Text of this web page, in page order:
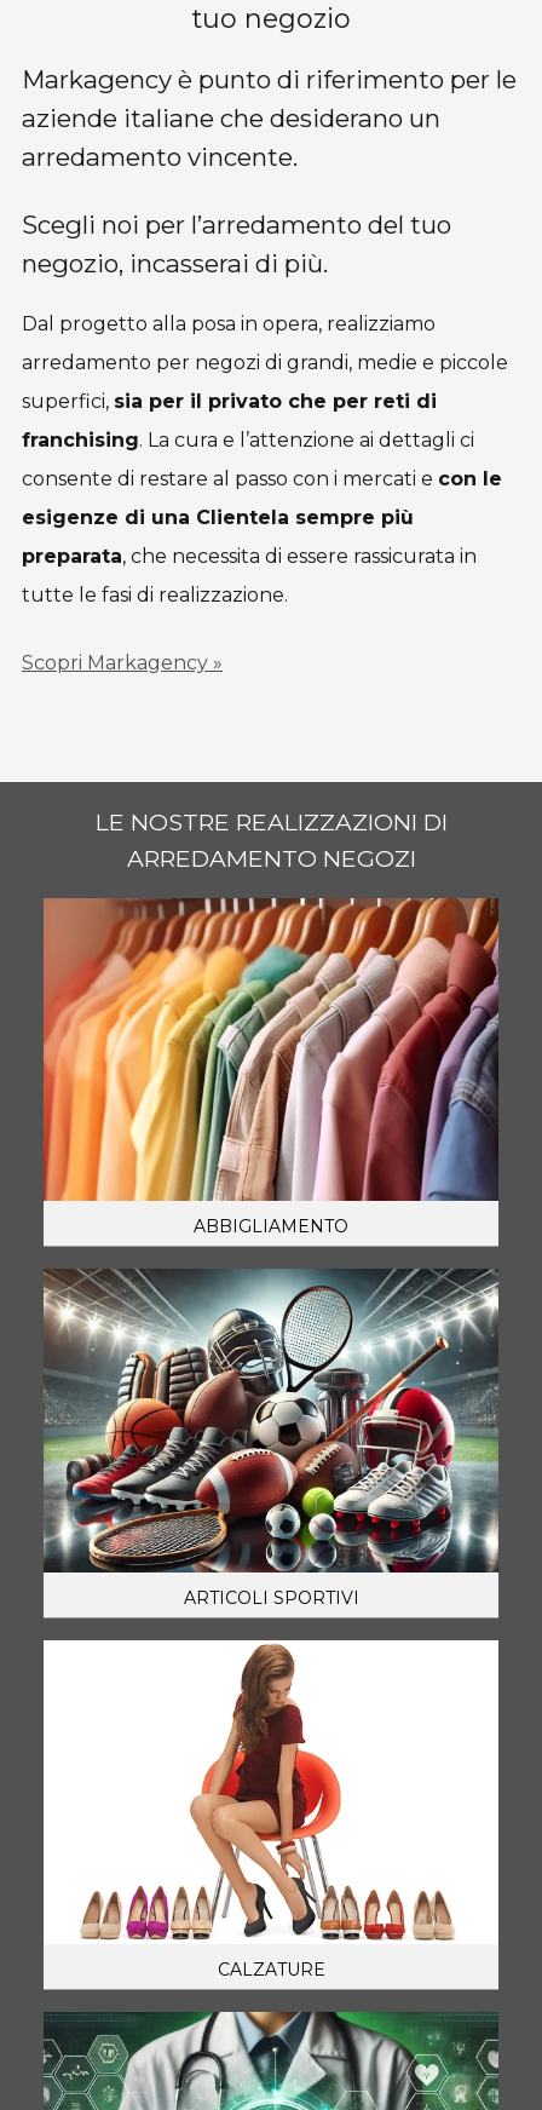
tuo negozio
Markagency è punto di riferimento per le
aziende italiane che desiderano un
arredamento vincente.
Scegli noi per l’arredamento del tuo
negozio, incasserai di più.
Dal progetto alla posa in opera, realizziamo
arredamento per negozi di grandi, medie e piccole
superfici, sia per il privato che per reti di
franchising. La cura e l’attenzione ai dettagli ci
consente di restare al passo con i mercati e con le
esigenze di una Clientela sempre più
preparata, che necessita di essere rassicurata in
tutte le fasi di realizzazione.
Scopri Markagency »
LE NOSTRE REALIZZAZIONI DI
ARREDAMENTO NEGOZI
ABBIGLIAMENTO
ARTICOLI SPORTIVI
CALZATURE